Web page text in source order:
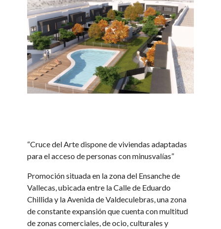
“Cruce del Arte dispone de viviendas adaptadas
para el acceso de personas con minusvalías”
Promoción situada en la zona del Ensanche de
Vallecas, ubicada entre la Calle de Eduardo
Chillida y la Avenida de Valdeculebras, una zona
de constante expansión que cuenta con multitud
de zonas comerciales, de ocio, culturales y